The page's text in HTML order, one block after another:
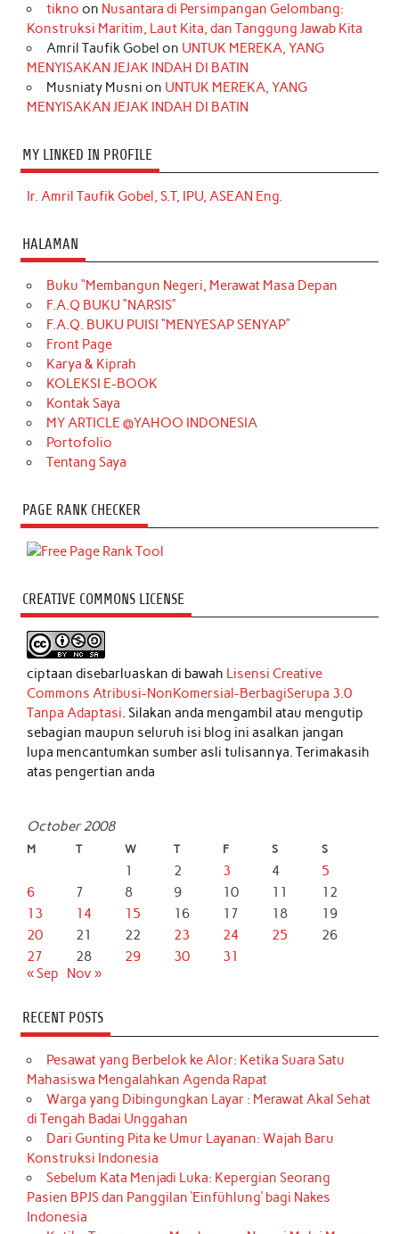
tikno on Nusantara di Persimpangan Gelombang:
Konstruksi Maritim, Laut Kita, dan Tanggung Jawab Kita
Amril Taufik Gobel on UNTUK MEREKA, YANG
MENYISAKAN JEJAK INDAH DI BATIN
Musniaty Musni on UNTUK MEREKA, YANG
MENYISAKAN JEJAK INDAH DI BATIN
MY LINKED IN PROFILE
Ir. Amril Taufik Gobel, S.T, IPU, ASEAN Eng.
HALAMAN
Buku “Membangun Negeri, Merawat Masa Depan
F.A.Q BUKU “NARSIS”
F.A.Q. BUKU PUISI “MENYESAP SENYAP”
Front Page
Karya & Kiprah
KOLEKSI E-BOOK
Kontak Saya
MY ARTICLE @YAHOO INDONESIA
Portofolio
Tentang Saya
PAGE RANK CHECKER
CREATIVE COMMONS LICENSE
ciptaan disebarluaskan di bawah Lisensi Creative
Commons Atribusi-NonKomersial-BerbagiSerupa 3.0
Tanpa Adaptasi. Silakan anda mengambil atau mengutip
sebagian maupun seluruh isi blog ini asalkan jangan
lupa mencantumkan sumber asli tulisannya. Terimakasih
atas pengertian anda
October 2008
M T W T F S S
1 2 3 4
5
6
7 8 9 10 11
12
13
14 15 16 17 18
19
20
21 22 23 24 25
26
27
28 29 30
31
« Sep
Nov »
RECENT POSTS
Pesawat yang Berbelok ke Alor: Ketika Suara Satu
Mahasiswa Mengalahkan Agenda Rapat
Warga yang Dibingungkan Layar : Merawat Akal Sehat
di Tengah Badai Unggahan
Dari Gunting Pita ke Umur Layanan: Wajah Baru
Konstruksi Indonesia
Sebelum Kata Menjadi Luka: Kepergian Seorang
Pasien BPJS dan Panggilan ‘Einfühlung’ bagi Nakes
Indonesia